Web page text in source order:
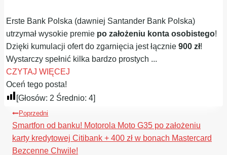
Erste Bank Polska (dawniej Santander Bank Polska)
utrzymał wysokie premie po założeniu konta osobistego!
Dzięki kumulacji ofert do zgarnięcia jest łącznie900 zł!
Wystarczy spełnić kilka bardzo prostych ...
CZYTAJ WIĘCEJ
Oceń tego posta!
[Głosów: 2 Średnio:4]
Nawigacja
wpisu
Poprzedni
Smartfon od banku! Motorola Moto G35 po założeniu
karty kredytowej Citibank + 400 zł w bonach Mastercard
Bezcenne Chwile!